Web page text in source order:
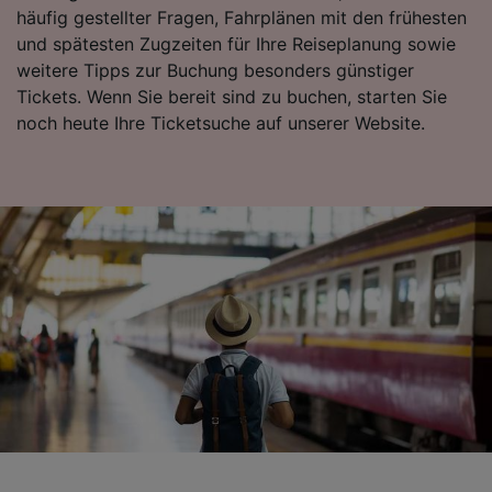
häufig gestellter Fragen, Fahrplänen mit den frühesten
und spätesten Zugzeiten für Ihre Reiseplanung sowie
weitere Tipps zur Buchung besonders günstiger
Tickets. Wenn Sie bereit sind zu buchen, starten Sie
noch heute Ihre Ticketsuche auf unserer Website.
Folgendes bereitzustellen:
Verwendung genauer Standortdaten.
Endgeräteeigenschaften zur Identifikation
aktiv abfragen. Speichern von oder Zugriff auf
Informationen auf einem Endgerät.
Personalisierte Werbung und Inhalte, Messung
Angeboten.
Liste der Partner (Lieferanten)